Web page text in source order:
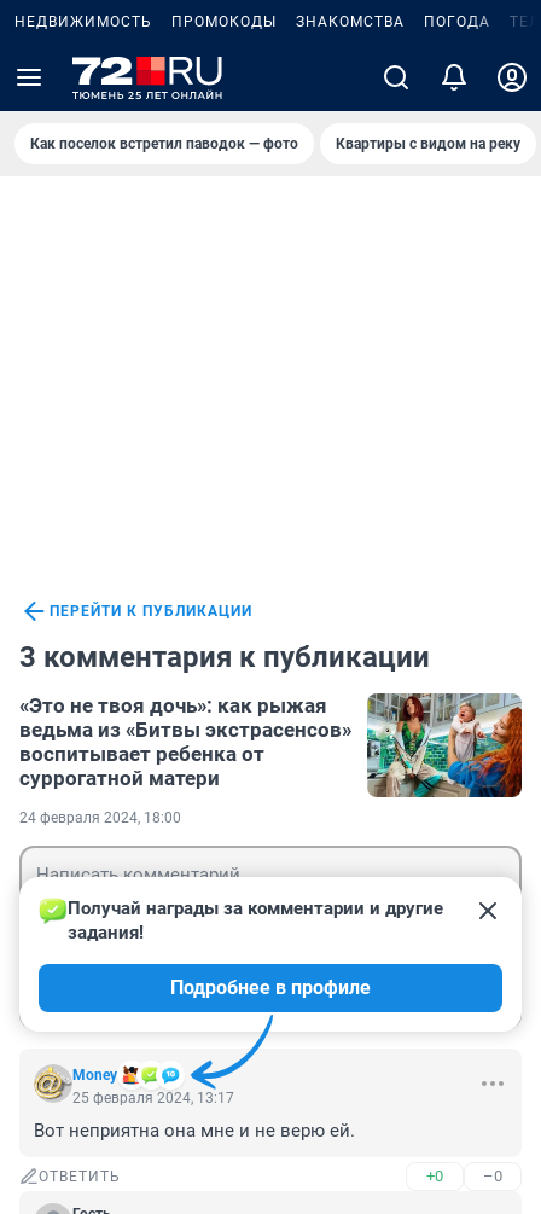
НЕДВИЖИМОСТЬ ПРОМОКОДЫ ЗНАКОМСТВА ПОГОДА
Как поселок встретил паводок — фото Квартиры с видом на реку
ПЕРЕЙТИ К ПУБЛИКАЦИИ
3 комментария к публикации
«Это не твоя дочь»: как рыжая
ведьма из «Битвы экстрасенсов»
воспитывает ребенка от
суррогатной матери
24 февраля 2024, 18:00
Money
Получай награды за комментарии и другие
задания!
Подробнее в профиле
25 февраля 2024, 13:17
Вот неприятна она мне и не верю ей.
ОТВЕТИТЬ +0 –0